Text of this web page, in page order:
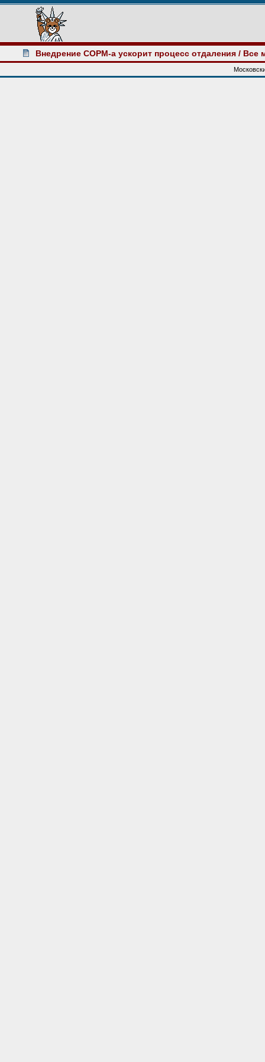
Внедрение СОРМ-а ускорит процесс отдаления / Все